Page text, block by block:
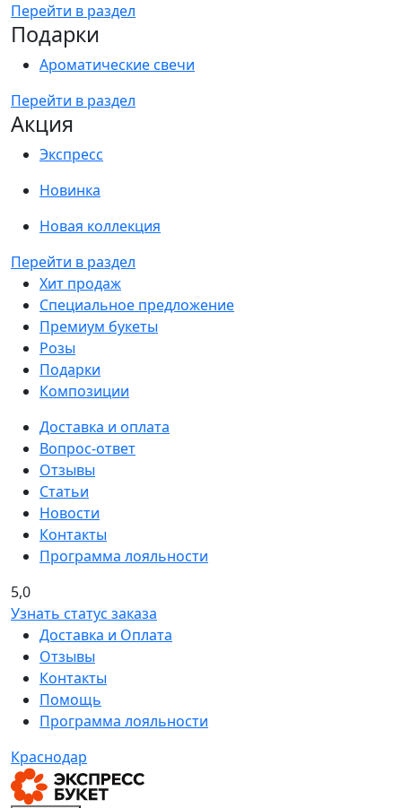
Перейти в раздел
Подарки
Ароматические свечи
Перейти в раздел
Акция
Экспресс
Новинка
Новая коллекция
Перейти в раздел
Хит продаж
Специальное предложение
Премиум букеты
Розы
Подарки
Композиции
Доставка и оплата
Вопрос-ответ
Отзывы
Статьи
Новости
Контакты
Программа лояльности
5,0
Узнать статус заказа
Доставка и Оплата
Отзывы
Контакты
Помощь
Программа лояльности
Краснодар